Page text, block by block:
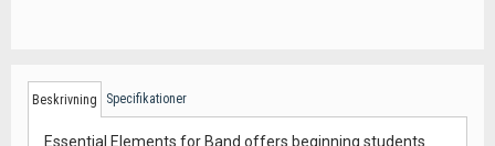
Beskrivning Specifikationer
Essential Elements for Band offers beginning students